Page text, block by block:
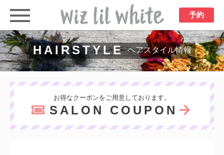
予約
HAIRSTYLE ヘアスタイル情報
お得なクーポンをご用意しております。
SALON COUPON